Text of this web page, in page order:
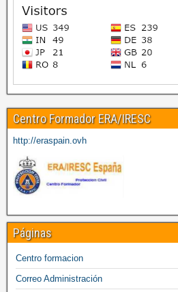
Centro Formador ERA/IRESC
http://eraspain.ovh
Páginas
Centro formacion
Correo Administración